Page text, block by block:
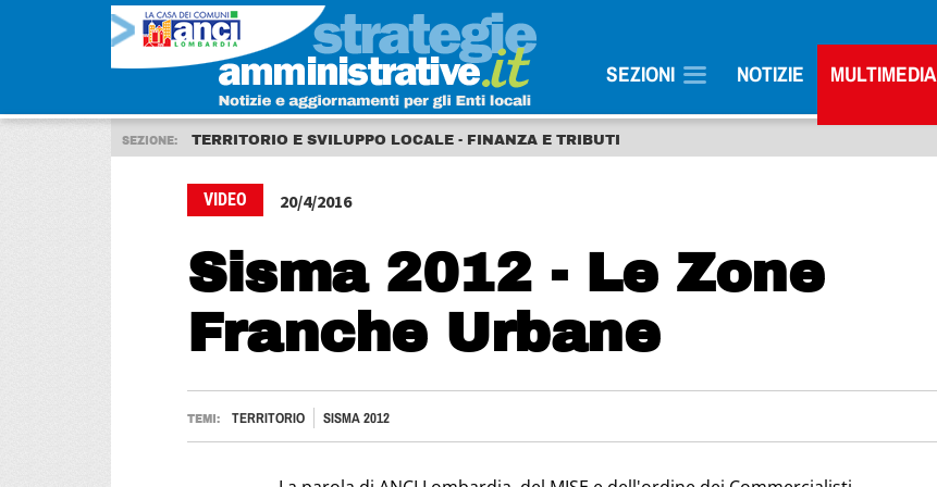
SEZIONI NOTIZIE MULTIMEDIA
SEZIONE: TERRITORIO E SVILUPPO LOCALE - FINANZA E TRIBUTI
VIDEO 20/4/2016
Sisma 2012 - Le Zone
Franche Urbane
TEMI: TERRITORIO SISMA 2012